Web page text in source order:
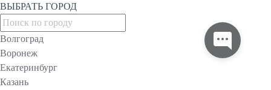
ВЫБРАТЬ ГОРОД
Волгоград
Воронеж
Екатеринбург
Казань